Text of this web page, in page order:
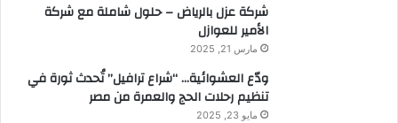
شركة عزل بالرياض – حلول شاملة مع شركة
الأمير للعوازل
مارس 21, 2025
ودّع العشوائية… “شراع ترافيل” تُحدث ثورة في
تنظيم رحلات الحج والعمرة من مصر
مايو 23, 2025